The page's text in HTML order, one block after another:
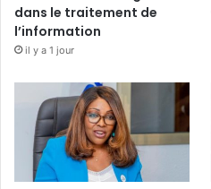
dans le traitement de
l’information
il y a 1 jour